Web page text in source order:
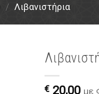
/ Λιβανιστήρια
€ 20,00 με